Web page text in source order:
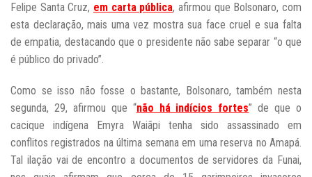
Felipe Santa Cruz, em carta pública, afirmou que Bolsonaro, com
esta declaração, mais uma vez mostra sua face cruel e sua falta
de empatia, destacando que o presidente não sabe separar “o que
é público do privado”.
Como se isso não fosse o bastante, Bolsonaro, também nesta
segunda, 29, afirmou que “não há indícios fortes” de que o
cacique indígena Emyra Waiãpi tenha sido assassinado em
conflitos registrados na última semana em uma reserva no Amapá.
Tal ilação vai de encontro a documentos de servidores da Funai,